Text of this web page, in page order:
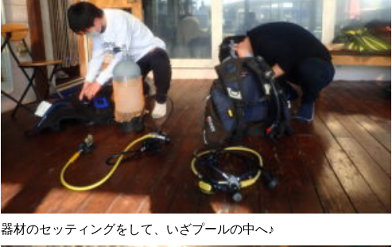
器材のセッティングをして、いざプールの中へ♪